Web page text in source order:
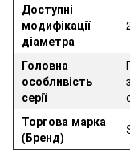
Доступні
модифікації
діаметра
Головна
особливість
серії
Торгова марка
(Бренд)